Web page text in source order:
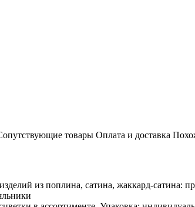
товары Оплата и доставка
из поплина, сатина, жаккард-сатина: